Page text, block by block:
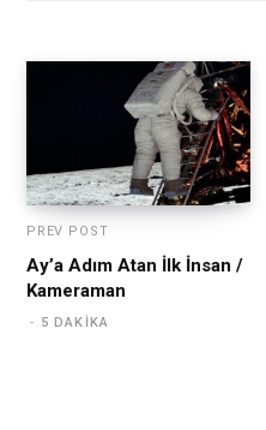
PREV POST
Ay’a Adım Atan İlk İnsan /
Kameraman
5 DAKIKA